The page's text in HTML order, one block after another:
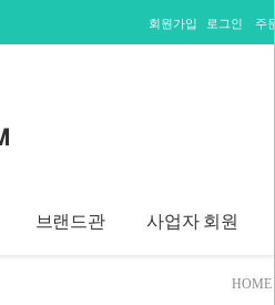
회원가입 로그인 주
브랜드관 사업자 회원
HOME